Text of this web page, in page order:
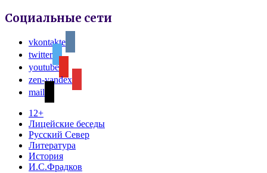
Социальные сети
vkontakte
twitter
youtube
zen-yandex
mail
12+
Лицейские беседы
Русский Север
Литература
История
И.С.Фрадков